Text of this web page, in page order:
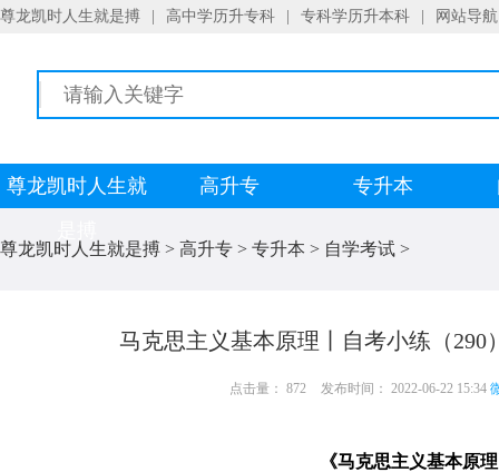
尊龙凯时人生就是搏 高中学历升专科 专科学历升本科 网站导航
尊龙凯时人生就
高升专 专升本
尊龙凯时人生就是搏 > 高升专 > 专升本 > 自学考试 >
马克思主义基本原理丨自考小练（290
点击量： 872 发布时间： 2022-06-22 15:34
《马克思主义基本原